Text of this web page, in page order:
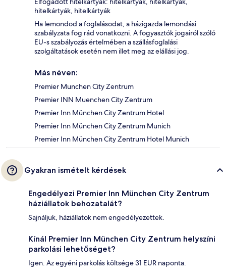
hitelkártyák, hitelkártyák
Ha lemondod a foglalásodat, a házigazda lemondási
szabályzata fog rád vonatkozni. A fogyasztók jogairól szóló
EU-s szabályozás értelmében a szállásfoglalási
szolgáltatások esetén nem illet meg az elállási jog.
Más néven:
Premier Munchen City Zentrum
Premier INN Muenchen City Zentrum
Premier Inn München City Zentrum Hotel
Premier Inn München City Zentrum Munich
Premier Inn München City Zentrum Hotel Munich
Gyakran ismételt kérdések
Engedélyezi Premier Inn München City Zentrum
háziállatok behozatalát?
Sajnáljuk, háziállatok nem engedélyezettek.
Kínál Premier Inn München City Zentrum helyszíni
parkolási lehetőséget?
Igen. Az egyéni parkolás költsége 31 EUR naponta.